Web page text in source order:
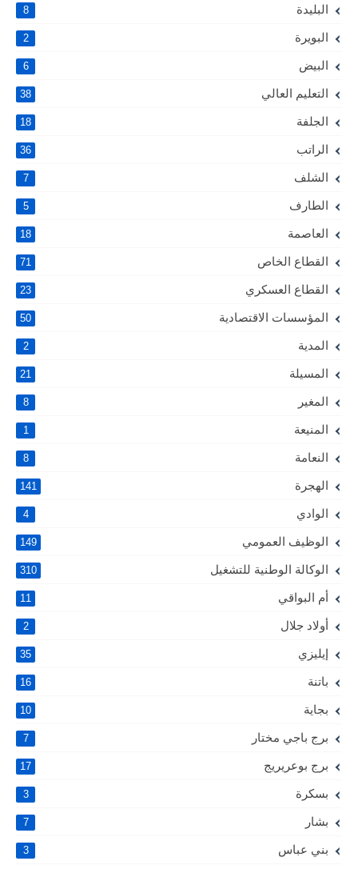
البليدة 8
البويرة 2
البيض 6
التعليم العالي 38
الجلفة 18
الراتب 36
الشلف 7
الطارف 5
العاصمة 18
القطاع الخاص 71
القطاع العسكري 23
المؤسسات الاقتصادية 50
المدية 2
المسيلة 21
المغير 8
المنيعة 1
النعامة 8
الهجرة 141
الوادي 4
الوظيف العمومي 149
الوكالة الوطنية للتشغيل 310
أم البواقي 11
أولاد جلال 2
إيليزي 35
باتنة 16
بجاية 10
برج باجي مختار 7
برج بوعريريج 17
بسكرة 3
بشار 7
بني عباس 3